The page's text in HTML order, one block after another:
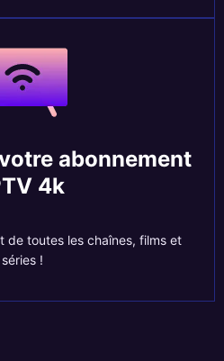
abonnement
4k
de toutes les chaînes, films et
séries !